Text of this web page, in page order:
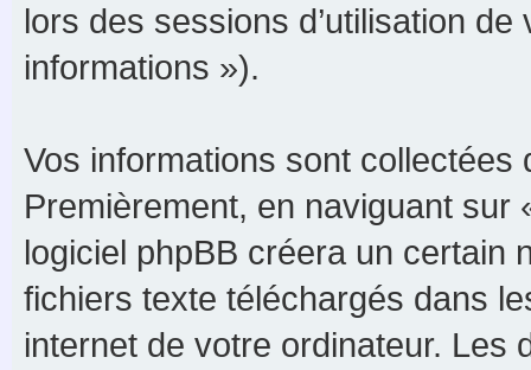
lors des sessions d’utilisation
informations »).
Vos informations sont
Premièrement, en naviguant sur
logiciel phpBB créera un certain
fichiers texte téléchargés dans
internet de votre ordinateur. Les